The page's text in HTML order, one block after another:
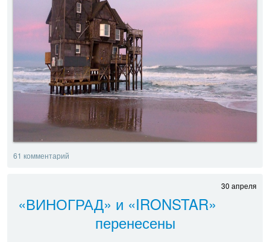
61 комментарий
30 апреля
«ВИНОГРАД» и «IRONSTAR»
перенесены